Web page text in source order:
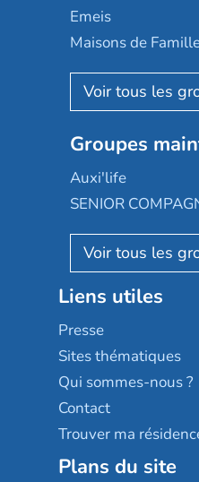
Domusvi
Happy Senior
Aquarelia
Nexity edenea
Les jardins
Occitalia
Appartseniors
Reseda
Stella
Les villages d'or
Sérénys
Résidences
Emeis
Maisons de
Korian
Emera
Groupe SOS
Le Noble Âge
Almage
Résidalya
Groupe aplus
Groupes
Auxi'life
SENIOR
AGE D'OR
Liens utiles
Presse
Sites thématiques
Qui sommes-nous ?
Contact
Trouver ma
Plans du site